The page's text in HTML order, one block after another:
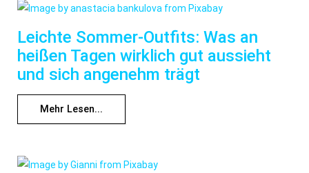
Leichte Sommer-Outfits: Was an
heißen Tagen wirklich gut aussieht
und sich angenehm trägt
Mehr Lesen...